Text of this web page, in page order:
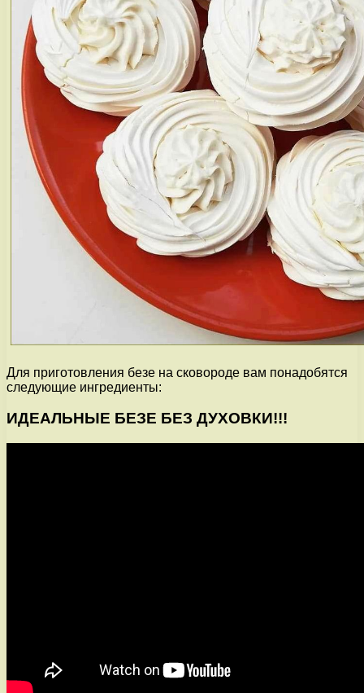
Для приготовления безе на сковороде вам понадобятся
следующие ингредиенты:
ИДЕАЛЬНЫЕ БЕЗЕ БЕЗ ДУХОВКИ!!!